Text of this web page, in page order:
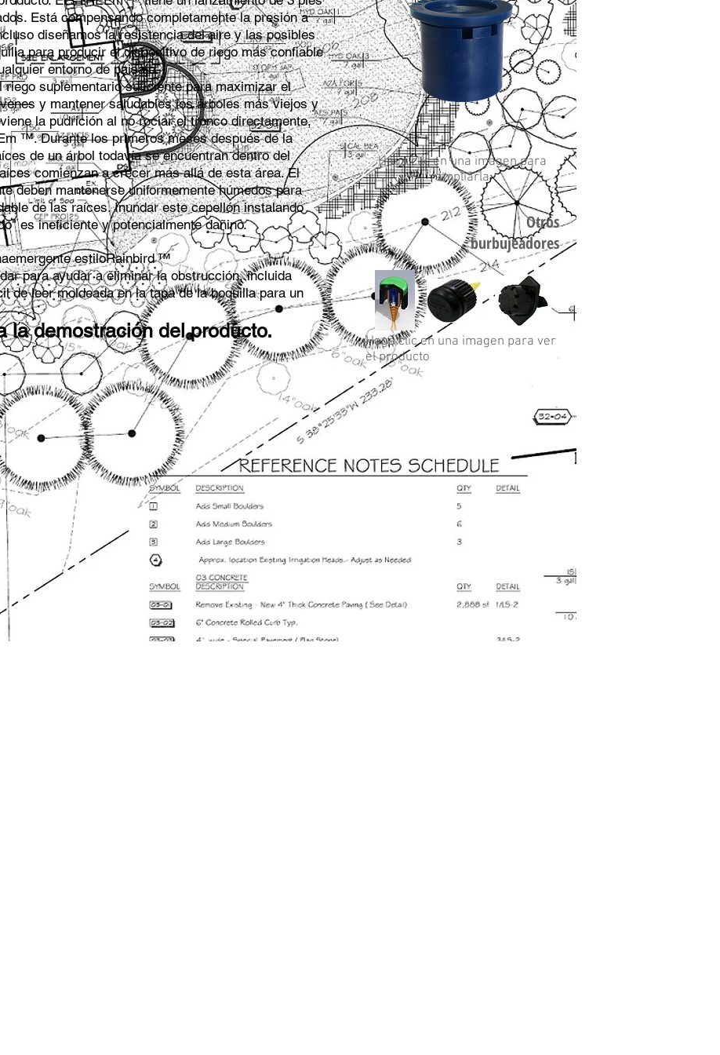
Está compensando completamente la presión a
diseñamos la resistencia del aire y las posibles
para producir el dispositivo de riego más confiable
entorno de paisaje.
suplementario suficiente para maximizar el
y mantener saludables los árboles más viejos y
la pudrición al no rociar el tronco directamente,
™. Durante los primeros meses después de la
de un árbol todavía se encuentran dentro del
comienzan a crecer más allá de esta área. El
deben mantenerse uniformemente húmedos para
de las raíces. Inundar este cepellón instalando
es ineficiente y potencialmente dañino.
emergente estiloRainbird ™
para ayudar a eliminar la obstrucción, incluida
de leer moldeada en la tapa de la boquilla para un
la demostración del producto.
Haga clic en una imagen para
ampliarla
Otros
burbujeadores
Haga clic en una imagen para ver
el producto